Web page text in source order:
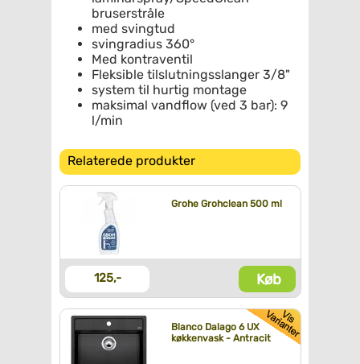
bruserstråle
med svingtud
svingradius 360°
Med kontraventil
Fleksible tilslutningsslanger 3/8"
system til hurtig montage
maksimal vandflow (ved 3 bar): 9
l/min
Relaterede produkter
Grohe Grohclean 500 ml
125,- Køb
Blanco Dalago 6 UX
køkkenvask - Antracit